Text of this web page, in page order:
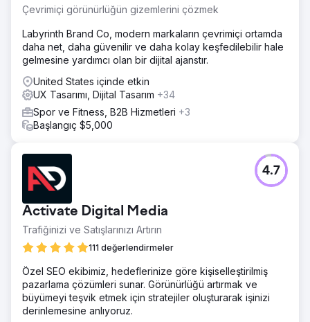
Çevrimiçi görünürlüğün gizemlerini çözmek
Labyrinth Brand Co, modern markaların çevrimiçi ortamda
daha net, daha güvenilir ve daha kolay keşfedilebilir hale
gelmesine yardımcı olan bir dijital ajanstır.
United States içinde etkin
UX Tasarımı, Dijital Tasarım +34
Spor ve Fitness, B2B Hizmetleri +3
Başlangıç $5,000
Activate Digital Media
Trafiğinizi ve Satışlarınızı Artırın
111 değerlendirmeler
4.7
Özel SEO ekibimiz, hedeflerinize göre kişiselleştirilmiş
pazarlama çözümleri sunar. Görünürlüğü artırmak ve
büyümeyi teşvik etmek için stratejiler oluşturarak işinizi
derinlemesine anlıyoruz.